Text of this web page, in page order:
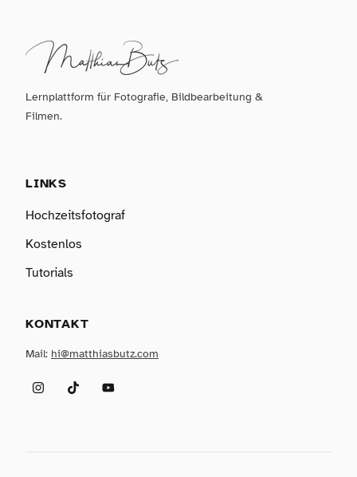
Lernplattform für Fotografie, Bildbearbeitung &
Filmen.
LINKS
Hochzeitsfotograf
Kostenlos
Tutorials
KONTAKT
Mail: hi@matthiasbutz.com
InstagramTikTokYouTube